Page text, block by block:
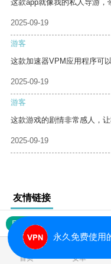
这款app就像我的私人导游，
2025-09-19
游客
这款加速器VPM应用程序可
2025-09-19
游客
这款游戏的剧情非常感人，让
2025-09-19
友情链接
网站地图
首页 安卓
永久免费使用